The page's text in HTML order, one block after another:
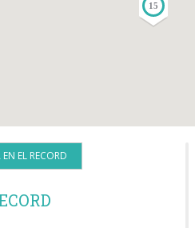
15
EL RECORD